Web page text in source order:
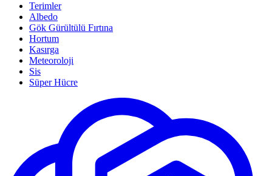
Terimler
Albedo
Gök Gürültülü Fırtına
Hortum
Kasırga
Meteoroloji
Sis
Süper Hücre